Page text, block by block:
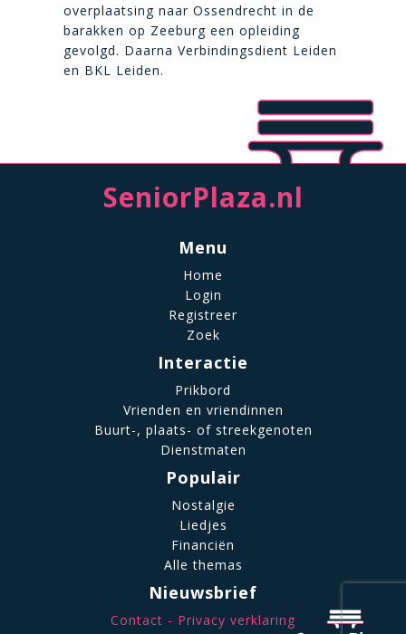
overplaatsing naar Ossendrecht in de
barakken op Zeeburg een opleiding
gevolgd. Daarna Verbindingsdient Leiden
en BKL Leiden.
SeniorPlaza.nl
Menu
Home
Login
Registreer
Zoek
Interactie
Prikbord
Vrienden en vriendinnen
Buurt-, plaats- of streekgenoten
Dienstmaten
Populair
Nostalgie
Liedjes
Financiën
Alle themas
Nieuwsbrief
Contact
Privacy verklaring